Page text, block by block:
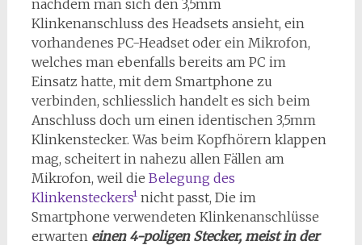
nachdem man sich den 3,5mm
Klinkenanschluss des Headsets ansieht, ein
vorhandenes PC-Headset oder ein Mikrofon,
welches man ebenfalls bereits am PC im
Einsatz hatte, mit dem Smartphone zu
verbinden, schliesslich handelt es sich beim
Anschluss doch um einen identischen 3,5mm
Klinkenstecker. Was beim Kopfhörern klappen
mag, scheitert in nahezu allen Fällen am
Mikrofon, weil die Belegung des
Klinkensteckers¹nicht passt, Die im
Smartphone verwendeten Klinkenanschlüsse
erwarten einen 4-poligen Stecker, meist in der